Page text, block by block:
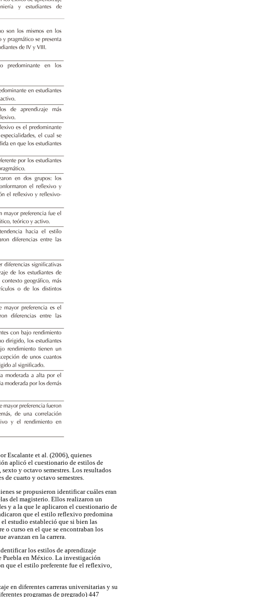
Escalante et al. (2006), quienes
aplicó el cuestionario de estilos de
y octavo semestres. Los resultados
de cuarto y octavo semestres.
se propusieron identificar cuáles eran
del magisterio. Ellos realizaron un
y a la que le aplicaron el cuestionario de
que el estilo reflexivo predomina
estudio estableció que si bien las
o curso en el que se encontraban los
avanzan en la carrera.
los estilos de aprendizaje
Puebla en México. La investigación
que el estilo preferente fue el reflexivo,
en diferentes carreras universitarias y su
programas de pregrado) 447